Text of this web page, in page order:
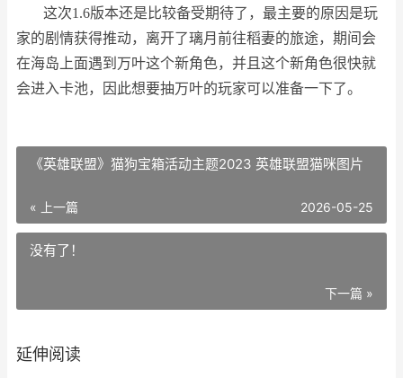
这次1.6版本还是比较备受期待了，最主要的原因是玩
家的剧情获得推动，离开了璃月前往稻妻的旅途，期间会
在海岛上面遇到万叶这个新角色，并且这个新角色很快就
会进入卡池，因此想要抽万叶的玩家可以准备一下了。
《英雄联盟》猫狗宝箱活动主题2023 英雄联盟猫咪图片
« 上一篇 2026-05-25
没有了！
下一篇 »
延伸阅读